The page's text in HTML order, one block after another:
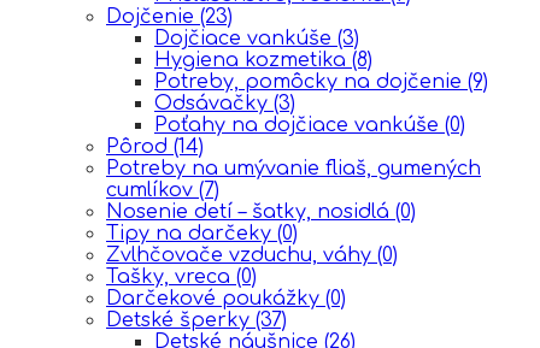
Dojčenie (23)
Dojčiace vankúše (3)
Hygiena kozmetika (8)
Potreby, pomôcky na dojčenie (9)
Odsávačky (3)
Poťahy na dojčiace vankúše (0)
Pôrod (14)
Potreby na umývanie fliaš, gumených
cumlíkov (7)
Nosenie detí – šatky, nosidlá (0)
Tipy na darčeky (0)
Zvlhčovače vzduchu, váhy (0)
Tašky, vreca (0)
Darčekové poukážky (0)
Detské šperky (37)
Detské náušnice (26)